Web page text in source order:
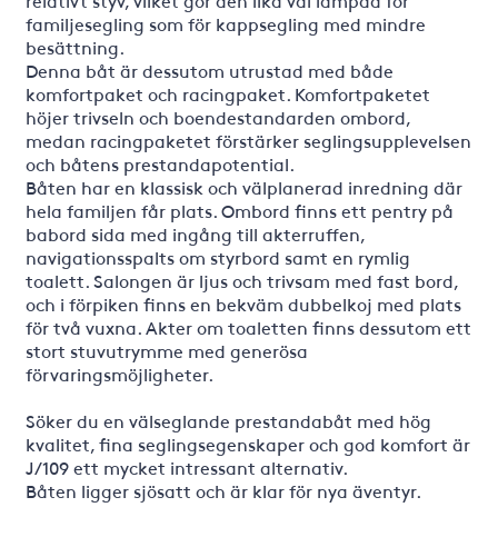
familjesegling som för kappsegling med mindre
besättning.
Denna båt är dessutom utrustad med både
komfortpaket och racingpaket. Komfortpaketet
höjer trivseln och boendestandarden ombord,
medan racingpaketet förstärker seglingsupplevelsen
och båtens prestandapotential.
Båten har en klassisk och välplanerad inredning där
hela familjen får plats. Ombord finns ett pentry på
babord sida med ingång till akterruffen,
navigationsspalts om styrbord samt en rymlig
toalett. Salongen är ljus och trivsam med fast bord,
och i förpiken finns en bekväm dubbelkoj med plats
för två vuxna. Akter om toaletten finns dessutom ett
stort stuvutrymme med generösa
förvaringsmöjligheter.
Söker du en välseglande prestandabåt med hög
kvalitet, fina seglingsegenskaper och god komfort är
J/109 ett mycket intressant alternativ.
Båten ligger sjösatt och är klar för nya äventyr.